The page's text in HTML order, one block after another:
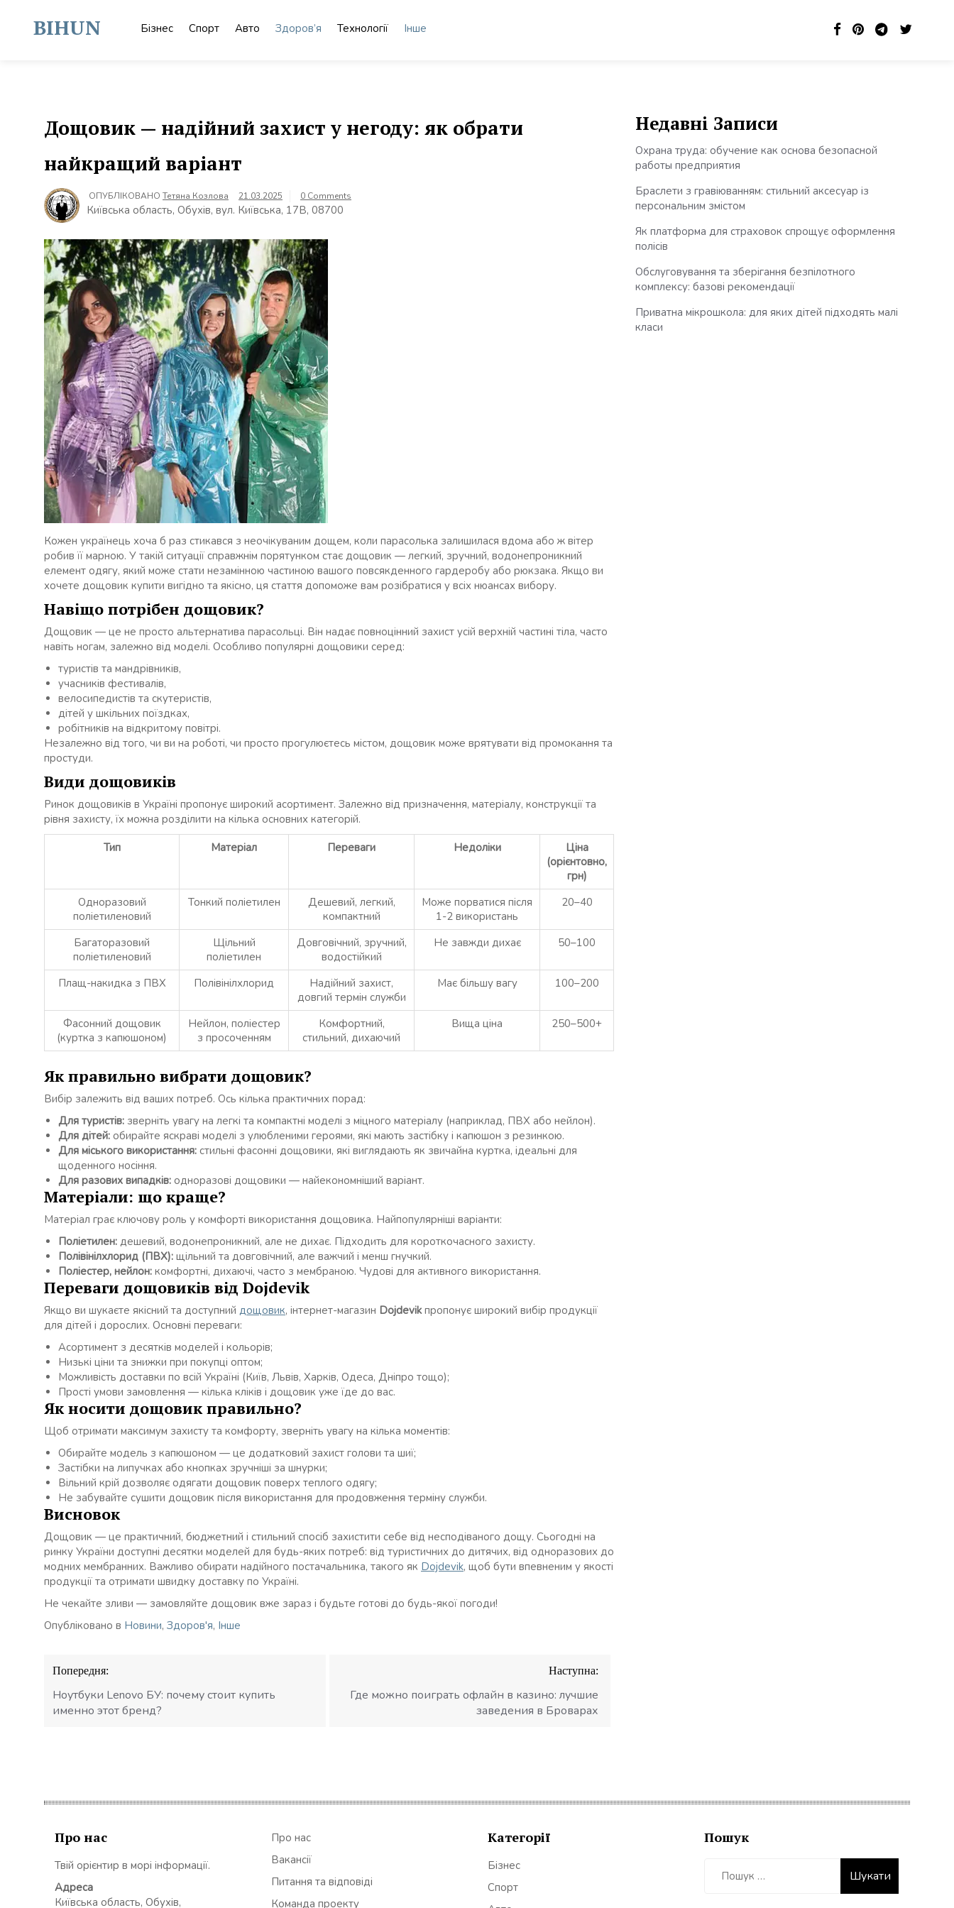
contentBIHUN Бізнес Спорт Авто Здоров’я Технології Інше
Дощовик — надійний захист у негоду: як обрати
найкращий варіант
ОПУБЛІКОВАНО Тетяна Козлова 21.03.2025 0 Comments
Київська область, Обухів, вул. Київська, 17В, 08700
Кожен українець хоча б раз стикався з неочікуваним дощем, коли парасолька залишилася вдома або ж вітер
робив її марною. У такій ситуації справжнім порятунком стає дощовик — легкий, зручний, водонепроникний
елемент одягу, який може стати незамінною частиною вашого повсякденного гардеробу або рюкзака. Якщо ви
хочете дощовик купити вигідно та якісно, ця стаття допоможе вам розібратися у всіх нюансах вибору.
Навіщо потрібен дощовик?
Дощовик — це не просто альтернатива парасольці. Він надає повноцінний захист усій верхній частині тіла, часто
навіть ногам, залежно від моделі. Особливо популярні дощовики серед:
туристів та мандрівників,
учасників фестивалів,
велосипедистів та скутеристів,
дітей у шкільних поїздках,
робітників на відкритому повітрі.
Незалежно від того, чи ви на роботі, чи просто прогулюєтесь містом, дощовик може врятувати від промокання та
простуди.
Види дощовиків
Ринок дощовиків в Україні пропонує широкий асортимент. Залежно від призначення, матеріалу, конструкції та
рівня захисту, їх можна розділити на кілька основних категорій.
Тип
Матеріал Переваги Недоліки
Ціна
(орієнтовно,
грн)
Одноразовий
поліетиленовий
Тонкий поліетилен
Дешевий, легкий,
компактний
Може порватися після
1-2 використань
20–40
Багаторазовий
поліетиленовий
Щільний
поліетилен
Довговічний, зручний,
водостійкий
Не завжди дихає 50–100
Плащ-накидка з ПВХ Полівінілхлорид
Надійний захист,
довгий термін служби
Має більшу вагу 100–200
Фасонний дощовик
(куртка з капюшоном)
Нейлон, поліестер
з просоченням
Комфортний,
стильний, дихаючий
Вища ціна 250–500+
Як правильно вибрати дощовик?
Вибір залежить від ваших потреб. Ось кілька практичних порад:
Для туристів: зверніть увагу на легкі та компактні моделі з міцного матеріалу (наприклад, ПВХ або нейлон).
Для дітей: обирайте яскраві моделі з улюбленими героями, які мають застібку і капюшон з резинкою.
Для міського використання: стильні фасонні дощовики, які виглядають як звичайна куртка, ідеальні для
щоденного носіння.
Для разових випадків: одноразові дощовики — найекономніший варіант.
Матеріали: що краще?
Матеріал грає ключову роль у комфорті використання дощовика. Найпопулярніші варіанти:
Поліетилен: дешевий, водонепроникний, але не дихає. Підходить для короткочасного захисту.
Полівінілхлорид (ПВХ): щільний та довговічний, але важчий і менш гнучкий.
Поліестер, нейлон: комфортні, дихаючі, часто з мембраною. Чудові для активного використання.
Переваги дощовиків від Dojdevik
Якщо ви шукаєте якісний та доступний дощовик, інтернет-магазин Dojdevikпропонує широкий вибір продукції
для дітей і дорослих. Основні переваги:
Асортимент з десятків моделей і кольорів;
Низькі ціни та знижки при покупці оптом;
Можливість доставки по всій Україні (Київ, Львів, Харків, Одеса, Дніпро тощо);
Прості умови замовлення — кілька кліків і дощовик уже їде до вас.
Як носити дощовик правильно?
Щоб отримати максимум захисту та комфорту, зверніть увагу на кілька моментів:
Обирайте модель з капюшоном — це додатковий захист голови та шиї;
Застібки на липучках або кнопках зручніші за шнурки;
Вільний крій дозволяє одягати дощовик поверх теплого одягу;
Не забувайте сушити дощовик після використання для продовження терміну служби.
Висновок
Дощовик — це практичний, бюджетний і стильний спосіб захистити себе від несподіваного дощу. Сьогодні на
ринку України доступні десятки моделей для будь-яких потреб: від туристичних до дитячих, від одноразових до
модних мембранних. Важливо обирати надійного постачальника, такого як Dojdevik, щоб бути впевненим у якості
продукції та отримати швидку доставку по Україні.
Не чекайте зливи — замовляйте дощовик вже зараз і будьте готові до будь-якої погоди!
Опубліковано в Новини, Здоров'я, Інше
Навігація
записів
Попередня:
Ноутбуки Lenovo БУ: почему стоит купить
именно этот бренд?
Наступна:
Где можно поиграть офлайн в казино: лучшие
заведения в Броварах
Недавні Записи
Охрана труда: обучение как основа безопасной
работы предприятия
Браслети з гравіюванням: стильний аксесуар із
персональним змістом
Як платформа для страховок спрощує оформлення
полісів
Обслуговування та зберігання безпілотного
комплексу: базові рекомендації
Приватна мікрошкола: для яких дітей підходять малі
класи
Про нас
Твій орієнтир в морі інформації.
Адреса
Київська область, Обухів,
Про нас
Вакансії
Питання та відповіді
Команда проекту
Категорії
Бізнес
Спорт
Пошук